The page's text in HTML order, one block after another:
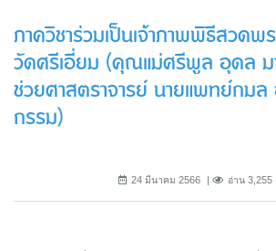
ภาควิชาร่วมเป็นเจ้าภาพพิธีสวด
วัดศรีเอี่ยม (คุณแม่ศรีพูล อุดล ม
ช่วยศาสตราจารย์ นายแพทย์กม
กรรม)
24 มีนาคม 2566 อ่าน 3,255